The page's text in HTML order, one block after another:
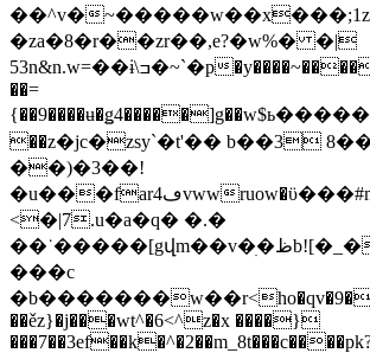
��^v�
�za�8�r��zr��,e?�w%� �|
53n&n.w=��ɨ\ߏ�~`�p�y����~����>��b/(ʠ�74��k�(�pg�'t�:��[��;q�b%n��
��=
��z�jc�zsy`�t'�� b��3
��)�3��!
�u���farڡ4vwwruow�ϋ���#m�m����e=���9�%
<�|7.u�a�q� �.�
��˙�����[gվm��v�ׅ�ظb![�_���)n]��
���c
��ěz}�j���wt^�6<^z�x ����}